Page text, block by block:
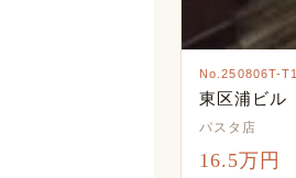
No.250806T-T1
東区浦ビル
パスタ店
16.5万円